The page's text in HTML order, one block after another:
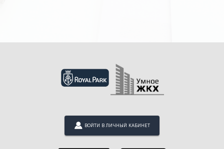
ВОЙТИ В ЛИЧНЫЙ КАБИНЕТ